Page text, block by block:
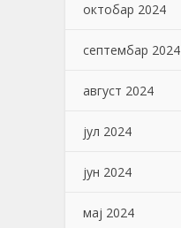
октобар 2024
септембар 2024
август 2024
јул 2024
јун 2024
мај 2024